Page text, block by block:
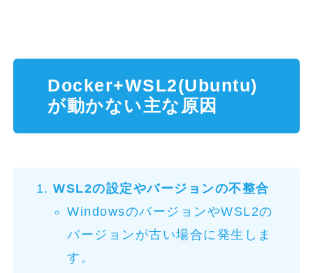
Docker+WSL2(Ubuntu)
が動かない主な原因
WSL2の設定やバージョンの不整合
WindowsのバージョンやWSL2の
バージョンが古い場合に発生しま
す。